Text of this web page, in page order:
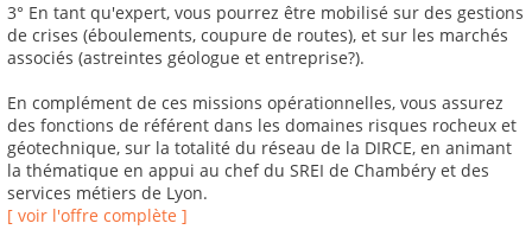
3° En tant qu'expert, vous pourrez être mobilisé sur des gestions
de crises (éboulements, coupure de routes), et sur les marchés
associés (astreintes géologue et entreprise?).
En complément de ces missions opérationnelles, vous assurez
des fonctions de référent dans les domaines risques rocheux et
géotechnique, sur la totalité du réseau de la DIRCE, en animant
la thématique en appui au chef du SREI de Chambéry et des
services métiers de Lyon.
[ voir l'offre complète ]